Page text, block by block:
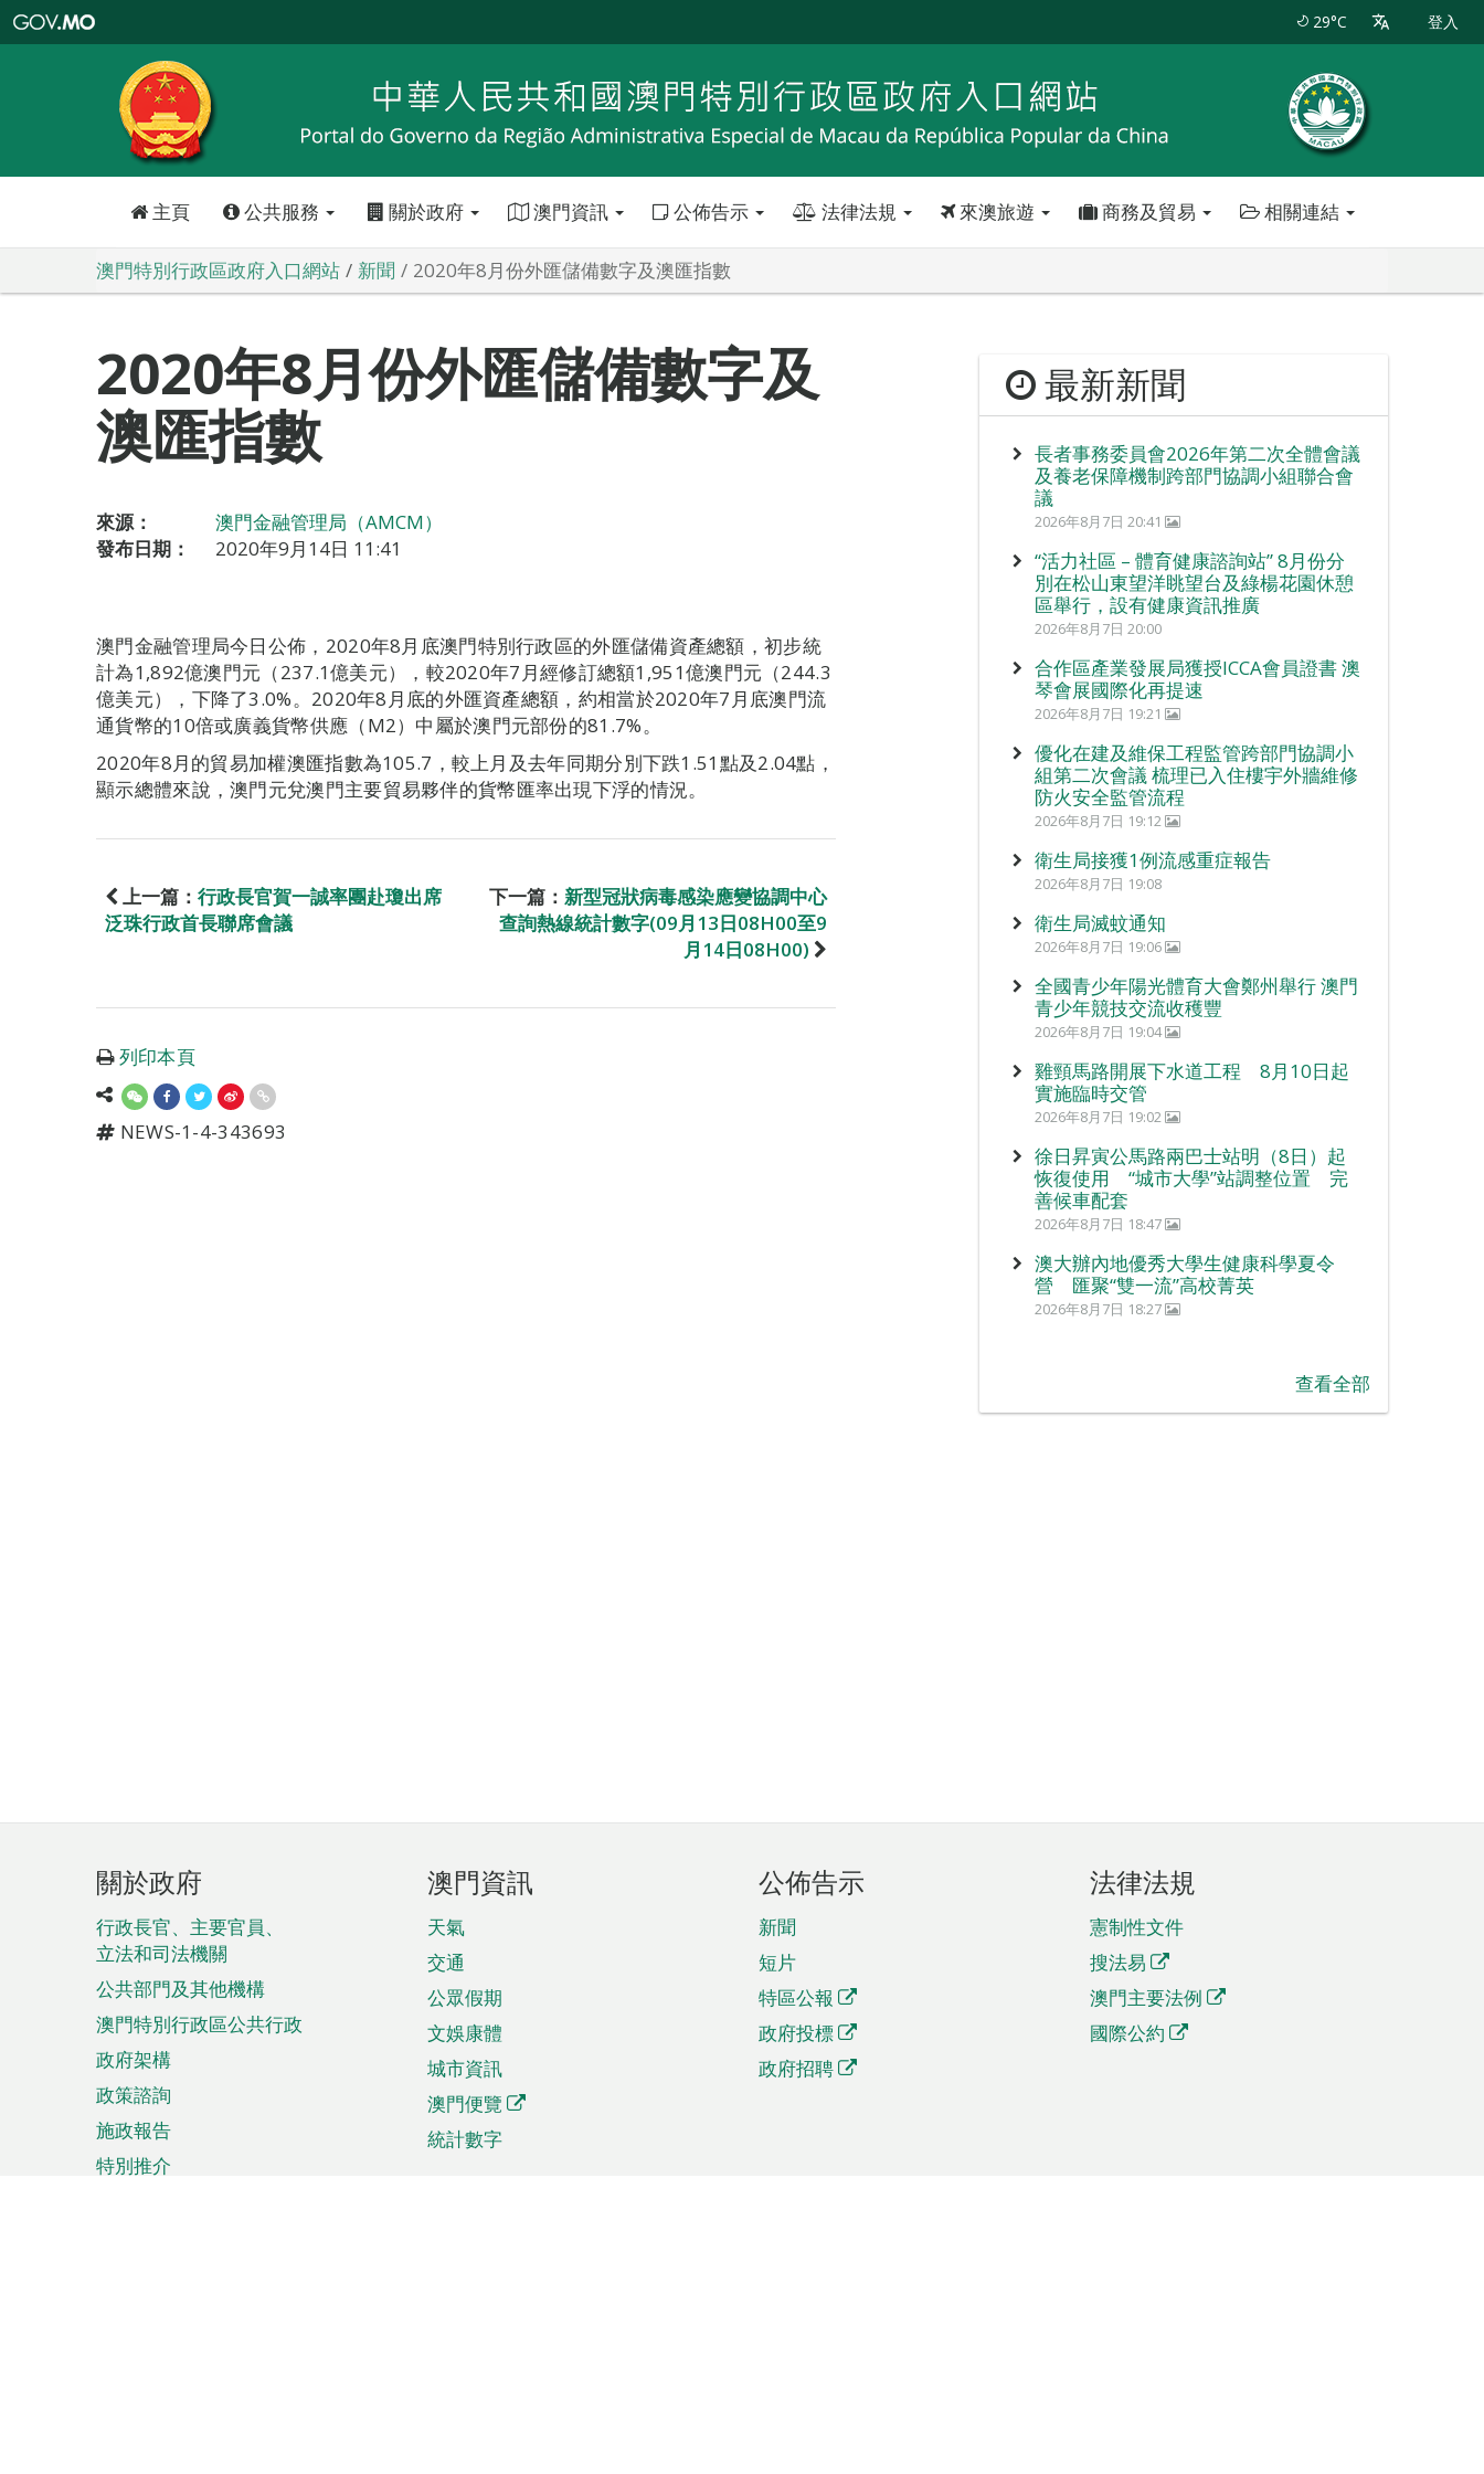
特
政
區
政
口
29°C 登入
主頁 公共服務 關於政府 澳門資訊 公佈告示 法律法規 來澳旅遊 商務及貿易 相關連結
澳門特別行政區政府入口網站 新聞 2020年8月份外匯儲備數字及澳匯指數
2020年8月份外匯儲備數字及
澳匯指數
來源：
澳門金融管理局（AMCM）
發布日期：
2020年9月14日 11:41
澳門金融管理局今日公佈，2020年8月底澳門特別行政區的外匯儲備資產總額，初步統
計為1,892億澳門元（237.1億美元），較2020年7月經修訂總額1,951億澳門元（244.3
億美元），下降了3.0%。2020年8月底的外匯資產總額，約相當於2020年7月底澳門流
通貨幣的10倍或廣義貨幣供應（M2）中屬於澳門元部份的81.7%。
2020年8月的貿易加權澳匯指數為105.7，較上月及去年同期分別下跌1.51點及2.04點，
顯示總體來說，澳門元兌澳門主要貿易夥伴的貨幣匯率出現下浮的情況。
上一篇： 行政長官賀一誠率團赴瓊出席
泛珠行政首長聯席會議
下一篇： 新型冠狀病毒感染應變協調中心
查詢熱線統計數字(09月13日08H00至9
月14日08H00)
列印本頁
NEWS-1-4-343693
最新新聞
長者事務委員會2026年第二次全體會議
及養老保障機制跨部門協調小組聯合會
議
2026年8月7日 20:41
“活力社區 – 體育健康諮詢站” 8月份分
別在松山東望洋眺望台及綠楊花園休憩
區舉行，設有健康資訊推廣
2026年8月7日 20:00
合作區產業發展局獲授ICCA會員證書 澳
琴會展國際化再提速
2026年8月7日 19:21
優化在建及維保工程監管跨部門協調小
組第二次會議 梳理已入住樓宇外牆維修
防火安全監管流程
2026年8月7日 19:12
衛生局接獲1例流感重症報告
2026年8月7日 19:08
衛生局滅蚊通知
2026年8月7日 19:06
全國青少年陽光體育大會鄭州舉行 澳門
青少年競技交流收穫豐
2026年8月7日 19:04
雞頸馬路開展下水道工程 8月10日起
實施臨時交管
2026年8月7日 19:02
徐日昇寅公馬路兩巴士站明（8日）起
恢復使用 “城市大學”站調整位置 完
善候車配套
2026年8月7日 18:47
澳大辦內地優秀大學生健康科學夏令
營 匯聚“雙一流”高校菁英
2026年8月7日 18:27
查看全部
頁
腳
菜
單
關於政府
行政長官、主要官員、
立法和司法機關
公共部門及其他機構
澳門特別行政區公共行政
政府架構
政策諮詢
施政報告
特別推介
澳門資訊
天氣
交通
公眾假期
文娛康體
城市資訊
澳門便覽
統計數字
公佈告示
新聞
短片
特區公報
政府投標
政府招聘
法律法規
憲制性文件
搜法易
澳門主要法例
國際公約